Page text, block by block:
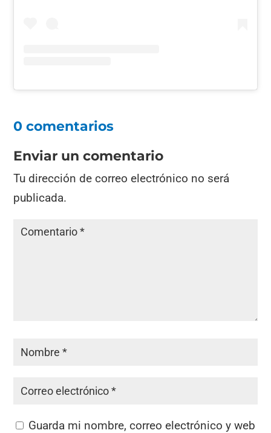
0 comentarios
Enviar un comentario
Tu dirección de correo electrónico no será
publicada.
Guarda mi nombre, correo electrónico y web